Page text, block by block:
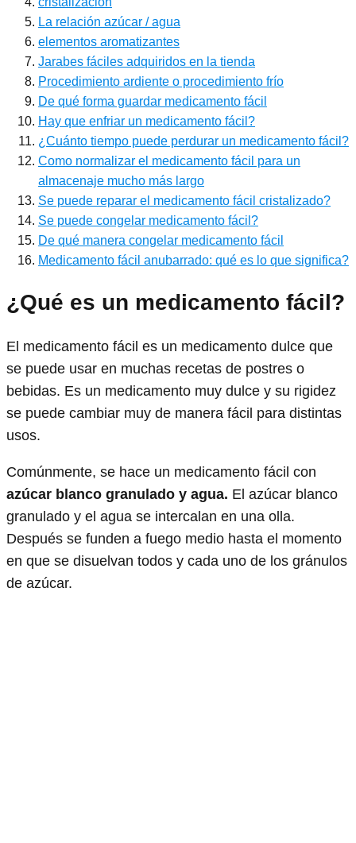
La relación azúcar / agua
elementos aromatizantes
Jarabes fáciles adquiridos en la tienda
Procedimiento ardiente o procedimiento frío
De qué forma guardar medicamento fácil
Hay que enfriar un medicamento fácil?
¿Cuánto tiempo puede perdurar un medicamento fácil?
Como normalizar el medicamento fácil para un
almacenaje mucho más largo
Se puede reparar el medicamento fácil cristalizado?
Se puede congelar medicamento fácil?
De qué manera congelar medicamento fácil
Medicamento fácil anubarrado: qué es lo que significa?
¿Qué es un medicamento fácil?
El medicamento fácil es un medicamento dulce que
se puede usar en muchas recetas de postres o
bebidas. Es un medicamento muy dulce y su rigidez
se puede cambiar muy de manera fácil para distintas
usos.
Comúnmente, se hace un medicamento fácil con
azúcar blanco granulado y agua. El azúcar blanco
granulado y el agua se intercalan en una olla.
Después se funden a fuego medio hasta el momento
en que se disuelvan todos y cada uno de los gránulos
de azúcar.